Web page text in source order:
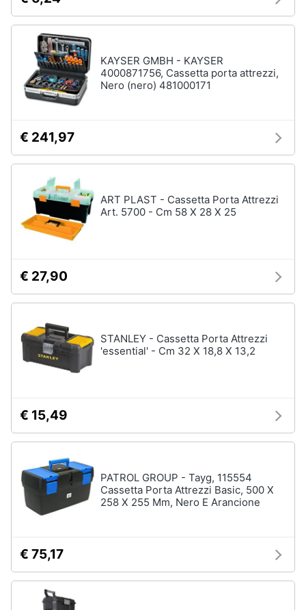
KAYSER GMBH - KAYSER
4000871756, Cassetta porta attrezzi,
Nero (nero) 481000171
€ 241,97
ART PLAST - Cassetta Porta Attrezzi
Art. 5700 - Cm 58 X 28 X 25
€ 27,90
STANLEY - Cassetta Porta Attrezzi
'essential' - Cm 32 X 18,8 X 13,2
€ 15,49
PATROL GROUP - Tayg, 115554
Cassetta Porta Attrezzi Basic, 500 X
258 X 255 Mm, Nero E Arancione
€ 75,17